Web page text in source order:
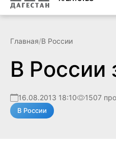
Главная/В России
В России
16.08.2013 18:10 1507
В России